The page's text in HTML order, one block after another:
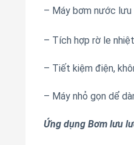
– Máy bơm nước
– Tích hợp rờ le
– Tiết kiệm điện,
– Máy nhỏ gọn dể
Ứng dụng Bơm lưu